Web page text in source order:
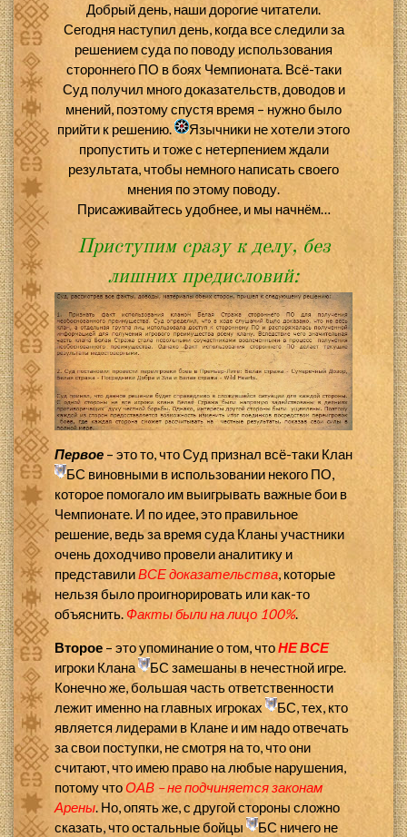
Добрый день, наши дорогие читатели.
Сегодня наступил день, когда все следили за
решением суда по поводу использования
стороннего ПО в боях Чемпионата. Всё-таки
Суд получил много доказательств, доводов и
мнений, поэтому спустя время – нужно было
прийти к решению.
Язычники не хотели этого
пропустить и тоже с нетерпением ждали
результата, чтобы немного написать своего
мнения по этому поводу.
Присаживайтесь удобнее, и мы начнём…
Приступим сразу к делу, без
лишних предисловий:
Первое – это то, что Суд признал всё-таки Клан
БС виновными в использовании некого ПО,
которое помогало им выигрывать важные бои в
Чемпионате. И по идее, это правильное
решение, ведь за время суда Кланы участники
очень доходчиво провели аналитику и
представилиВСЕ доказательства, которые
нельзя было проигнорировать или как-то
объяснить. Факты были на лицо 100%.
Второе – это упоминание о том, чтоНЕ ВСЕ
игроки Клана
БС замешаны в нечестной игре.
Конечно же, большая часть ответственности
лежит именно на главных игроках
БС, тех, кто
является лидерами в Клане и им надо отвечать
за свои поступки, не смотря на то, что они
считают, что имею право на любые нарушения,
потому чтоОАВ – не подчиняется законам
Арены. Но, опять же, с другой стороны сложно
сказать, что остальные бойцы
БС ничего не